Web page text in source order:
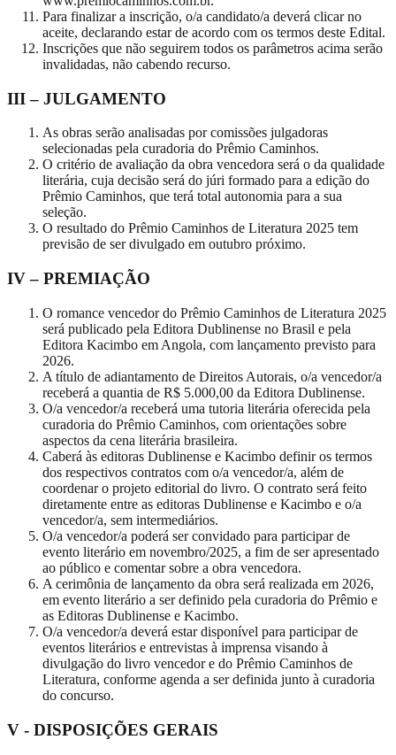
Para finalizar a inscrição, o/a candidato/a deverá clicar no
aceite, declarando estar de acordo com os termos deste Edital.
Inscrições que não seguirem todos os parâmetros acima serão
invalidadas, não cabendo recurso.
III – JULGAMENTO
As obras serão analisadas por comissões julgadoras
selecionadas pela curadoria do Prêmio Caminhos.
O critério de avaliação da obra vencedora será o da qualidade
literária, cuja decisão será do júri formado para a edição do
Prêmio Caminhos, que terá total autonomia para a sua
seleção.
O resultado do Prêmio Caminhos de Literatura 2025 tem
previsão de ser divulgado em outubro próximo.
IV – PREMIAÇÃO
O romance vencedor do Prêmio Caminhos de Literatura 2025
será publicado pela Editora Dublinense no Brasil e pela
Editora Kacimbo em Angola, com lançamento previsto para
2026.
A título de adiantamento de Direitos Autorais, o/a vencedor/a
receberá a quantia de R$ 5.000,00 da Editora Dublinense.
O/a vencedor/a receberá uma tutoria literária oferecida pela
curadoria do Prêmio Caminhos, com orientações sobre
aspectos da cena literária brasileira.
Caberá às editoras Dublinense e Kacimbo definir os termos
dos respectivos contratos com o/a vencedor/a, além de
coordenar o projeto editorial do livro. O contrato será feito
diretamente entre as editoras Dublinense e Kacimbo e o/a
vencedor/a, sem intermediários.
O/a vencedor/a poderá ser convidado para participar de
evento literário em novembro/2025, a fim de ser apresentado
ao público e comentar sobre a obra vencedora.
A cerimônia de lançamento da obra será realizada em 2026,
em evento literário a ser definido pela curadoria do Prêmio e
as Editoras Dublinense e Kacimbo.
O/a vencedor/a deverá estar disponível para participar de
eventos literários e entrevistas à imprensa visando à
divulgação do livro vencedor e do Prêmio Caminhos de
Literatura, conforme agenda a ser definida junto à curadoria
do concurso.
V - DISPOSIÇÕES GERAIS